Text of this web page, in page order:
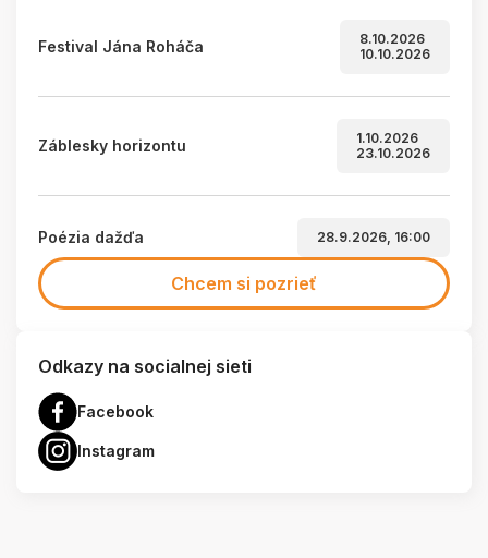
Festival Jána Roháča
8.10.2026
10.10.2026
Záblesky horizontu
1.10.2026
23.10.2026
Poézia dažďa 28.9.2026, 16:00
Chcem si pozrieť
Odkazy na socialnej sieti
Facebook
Instagram